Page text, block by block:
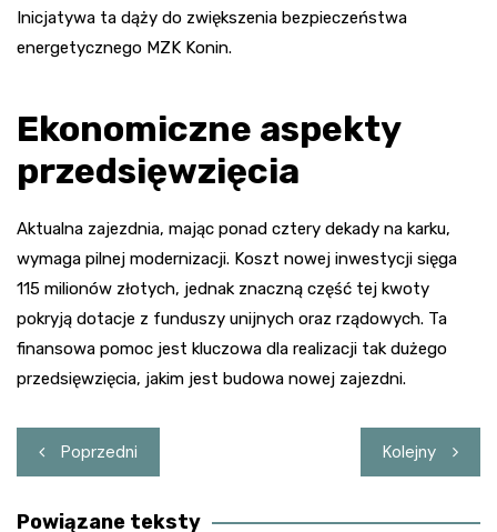
Inicjatywa ta dąży do zwiększenia bezpieczeństwa
energetycznego MZK Konin.
Ekonomiczne aspekty
przedsięwzięcia
Aktualna zajezdnia, mając ponad cztery dekady na karku,
wymaga pilnej modernizacji. Koszt nowej inwestycji sięga
115 milionów złotych, jednak znaczną część tej kwoty
pokryją dotacje z funduszy unijnych oraz rządowych. Ta
finansowa pomoc jest kluczowa dla realizacji tak dużego
przedsięwzięcia, jakim jest budowa nowej zajezdni.
Nawigacja
wpisu
Poprzedni Kolejny
Powiązane teksty